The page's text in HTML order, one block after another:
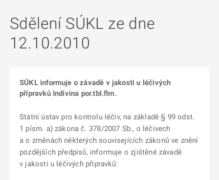
Sdělení SÚKL ze dne
12.10.2010
SÚKL informuje o závadě v jakosti u léčivých
přípravků Indivina por.tbl.flm.
Státní ústav pro kontrolu léčiv, na základě § 99 odst.
1 písm. a) zákona č. 378/2007 Sb., o léčivech
a o změnách některých souvisejících zákonů ve znění
pozdějších předpisů, informuje o zjištěné závadě
v jakosti u léčivých přípravků: